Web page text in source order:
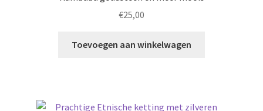
€25,00
Toevoegen aan winkelwagen